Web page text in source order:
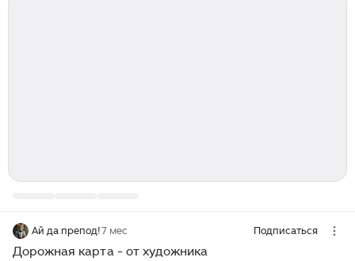
Ай да препод!7 мес Подписаться
Дорожная карта - от художника